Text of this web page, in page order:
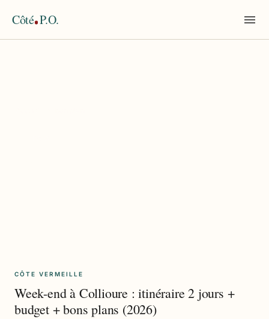
Côté P.O.
CÔTE VERMEILLE
Week-end à Collioure : itinéraire 2 jours +
budget + bons plans (2026)